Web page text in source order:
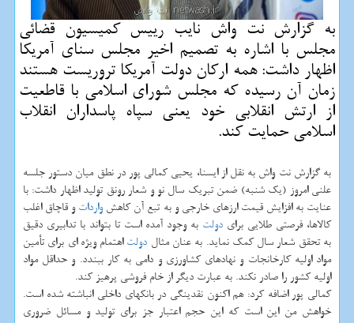
به گزارش نت واش نایب رییس كمیسیون قضائی
مجلس با اشاره به تصمیم اخیر مجلس سنای آمریكا
اظهار داشت: همه اركان دولت آمریكا تروریست هستند
زمان آن رسیده كه مجلس شورای اسلامی با قاطعیت
از ارتش انقلابی خود یعنی سپاه پاسداران انقلاب
اسلامی حمایت كند.
به گزارش نت واش به نقل از ایسنا، یحیی كمالی پور در نطق میان دستور جلسه
علنی امروز (یك شنبه) ضمن تبریك سال نو و شعار رونق تولید اظهار داشت: با
عنایت به افزایش قیمت ارزهای خارجی و به تبع آن كاهشوارداتو قاچاق اغلب
كالاها، فرصتی طلایی برای دولت به وجود آمده است تا بتواند با تدابیری دقیق
به تحقق شعار سال كمك نماید. به عنان مثال دولتاهتمام ویژه ای برای تأمین
مواد اولیه كارخانجات و نهادهای كشاورزی و دامی به كار ببندد. و حداقل مواد
اولیه كشور را صادر نكند. به عبارت دیگر از خام فروشی پرهیز كند.
كمالی پور اضافه كرد: هم اكنون نقدینگی در بانكهای داخلی انباشته شده است.
خواهش من این است كه این حجم اعتبار جز برای تولید و مسائل ضروری